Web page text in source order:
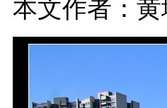
本文作者：黄